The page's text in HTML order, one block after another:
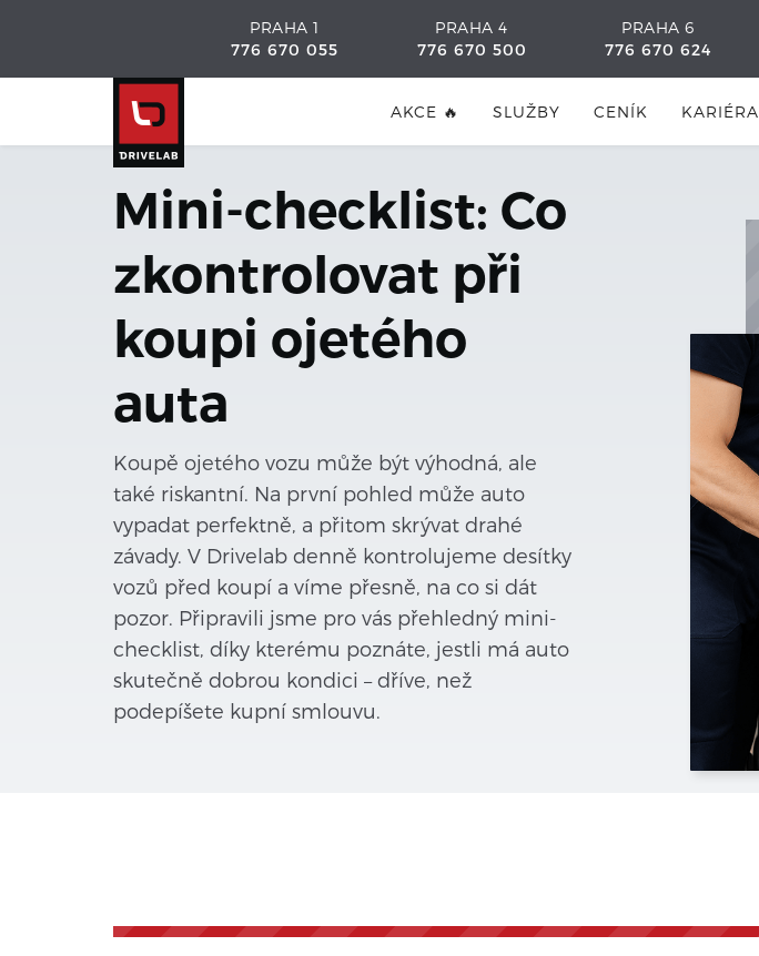
PRAHA 1
776 670 055
PRAHA 4
776 670 500
PRAHA 6
776 670 624
AKCE 🔥 SLUŽBY CENÍK KARIÉRA
Mini-checklist: Co
zkontrolovat při
koupi ojetého
auta
Koupě ojetého vozu může být výhodná, ale
také riskantní. Na první pohled může auto
vypadat perfektně, a přitom skrývat drahé
závady. V Drivelab denně kontrolujeme desítky
vozů před koupí a víme přesně, na co si dát
pozor. Připravili jsme pro vás přehledný mini-
checklist, díky kterému poznáte, jestli má auto
skutečně dobrou kondici – dříve, než
podepíšete kupní smlouvu.